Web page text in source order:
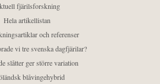
fjärilsforskning
Hela artikellistan
och referenser
vi tre svenska dagfjärilar?
slåtter ger större variation
blåvingehybrid